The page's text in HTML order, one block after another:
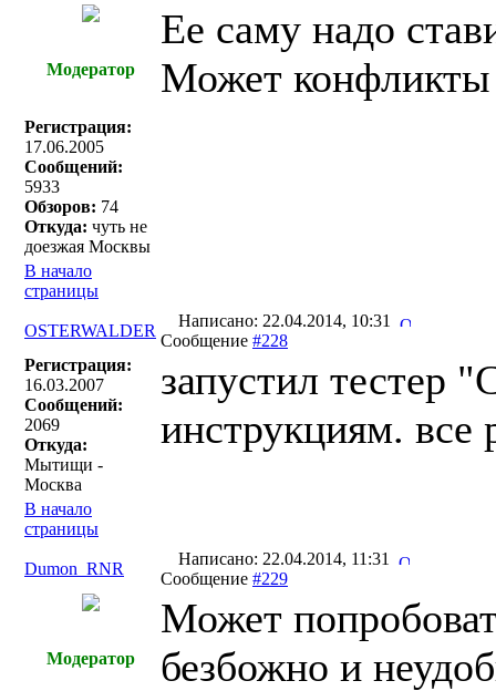
Модератор
Регистрация:
17.06.2005
Сообщений:
5933
Обзоров: 74
Откуда: чуть не
доезжая Москвы
Ее саму надо
Может конфликты
В начало
страницы
OSTERWALDER
Написано: 22.04.2014, 10:31
Сообщение #228
Регистрация:
16.03.2007
Сообщений:
2069
Откуда:
Мытищи -
Москва
запустил тестер
инструкциям. все
В начало
страницы
Dumon_RNR
Написано: 22.04.2014, 11:31
Сообщение #229
Модератор
Может
безбожно и